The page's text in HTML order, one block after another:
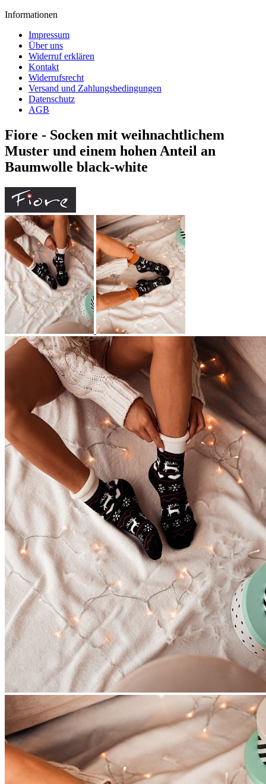
Informationen
Impressum
Über uns
Widerruf erklären
Kontakt
Widerrufsrecht
Versand und Zahlungsbedingungen
Datenschutz
AGB
Fiore - Socken mit weihnachtlichem
Muster und einem hohen Anteil an
Baumwolle black-white